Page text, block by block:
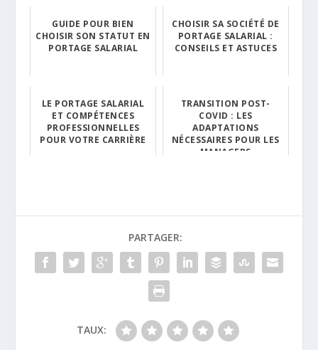
GUIDE POUR BIEN
CHOISIR SON STATUT EN
PORTAGE SALARIAL
CHOISIR SA SOCIÉTÉ DE
PORTAGE SALARIAL :
CONSEILS ET ASTUCES
LE PORTAGE SALARIAL
ET COMPÉTENCES
PROFESSIONNELLES
POUR VOTRE CARRIÈRE
TRANSITION POST-
COVID : LES
ADAPTATIONS
NÉCESSAIRES POUR LES
MANAGERS
PARTAGER:
TAUX: